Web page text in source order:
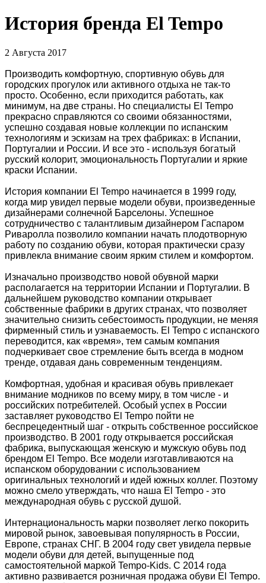
История бренда El Tempo
2 Августа 2017
Производить комфортную, спортивную обувь для
городских прогулок или активного отдыха не так-то
просто. Особенно, если приходится работать, как
минимум, на две страны. Но специалисты El Tempo
прекрасно справляются со своими обязанностями,
успешно создавая новые коллекции по испанским
технологиям и эскизам на трех фабриках: в Испании,
Португалии и России. И все это - используя богатый
русский колорит, эмоциональность Португалии и яркие
краски Испании.
История компании El Tempo начинается в 1999 году,
когда мир увидел первые модели обуви, произведенные
дизайнерами солнечной Барселоны. Успешное
сотрудничество с талантливым дизайнером Гаспаром
Риваролла позволило компании начать плодотворную
работу по созданию обуви, которая практически сразу
привлекла внимание своим ярким стилем и комфортом.
Изначально производство новой обувной марки
располагается на территории Испании и Португалии. В
дальнейшем руководство компании открывает
собственные фабрики в других странах, что позволяет
значительно снизить себестоимость продукции, не меняя
фирменный стиль и узнаваемость. El Tempo с испанского
переводится, как «время», тем самым компания
подчеркивает свое стремление быть всегда в модном
тренде, отдавая дань современным тенденциям.
Комфортная, удобная и красивая обувь привлекает
внимание модников по всему миру, в том числе - и
российских потребителей. Особый успех в России
заставляет руководство El Tempo пойти не
беспрецедентный шаг - открыть собственное российское
производство. В 2001 году открывается российская
фабрика, выпускающая женскую и мужскую обувь под
брендом El Tempo. Все модели изготавливаются на
испанском оборудовании с использованием
оригинальных технологий и идей южных коллег. Поэтому
можно смело утверждать, что наша El Tempo - это
международная обувь с русской душой.
Интернациональность марки позволяет легко покорить
мировой рынок, завоевывая популярность в России,
Европе, странах СНГ. В 2004 году свет увидела первые
модели обуви для детей, выпущенные под
самостоятельной маркой Tempo-Kids. С 2014 года
активно развивается розничная продажа обуви El Tempo.